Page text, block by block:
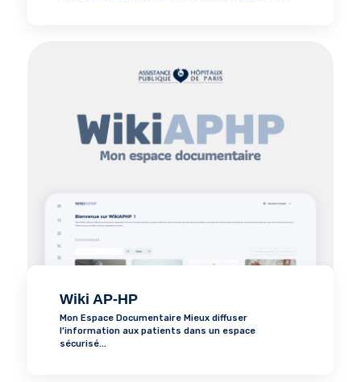
Wiki AP-HP
Mon Espace Documentaire Mieux diffuser
l’information aux patients dans un espace
sécurisé...